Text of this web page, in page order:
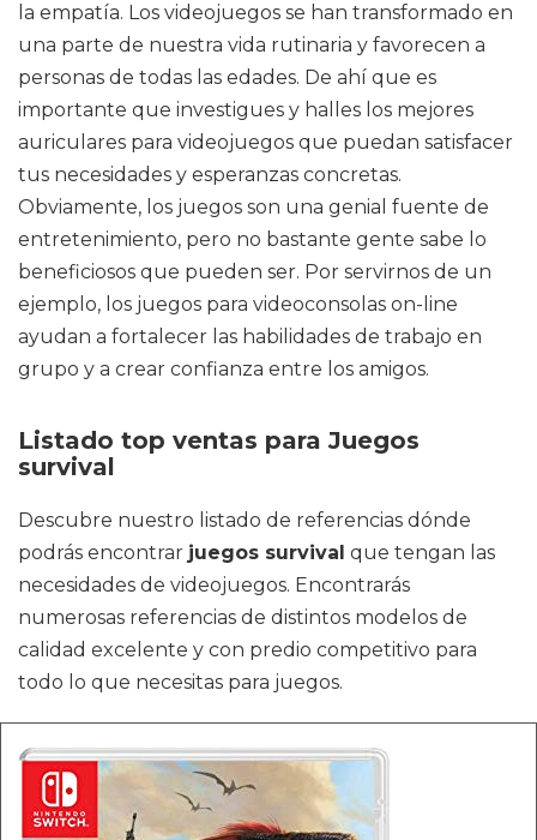
la empatía. Los videojuegos se han transformado en
una parte de nuestra vida rutinaria y favorecen a
personas de todas las edades. De ahí que es
importante que investigues y halles los mejores
auriculares para videojuegos que puedan satisfacer
tus necesidades y esperanzas concretas.
Obviamente, los juegos son una genial fuente de
entretenimiento, pero no bastante gente sabe lo
beneficiosos que pueden ser. Por servirnos de un
ejemplo, los juegos para videoconsolas on-line
ayudan a fortalecer las habilidades de trabajo en
grupo y a crear confianza entre los amigos.
Listado top ventas para Juegos
survival
Descubre nuestro listado de referencias dónde
podrás encontrar juegos survival que tengan las
necesidades de videojuegos. Encontrarás
numerosas referencias de distintos modelos de
calidad excelente y con predio competitivo para
todo lo que necesitas para juegos.